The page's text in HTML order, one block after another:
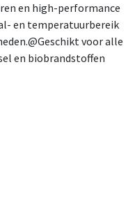
en high-performance
en temperatuurbereik
voor alle
en biobrandstoffen